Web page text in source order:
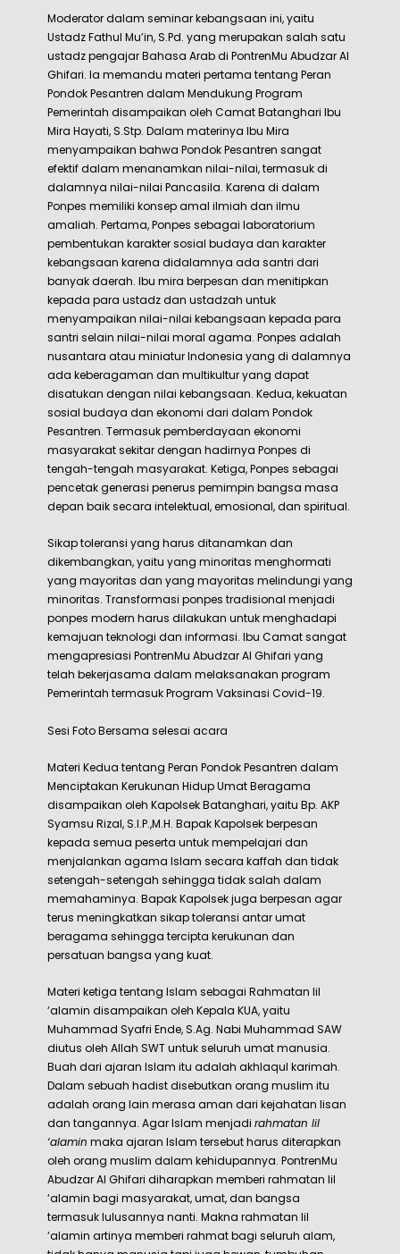
Moderator dalam seminar kebangsaan ini, yaitu
Ustadz Fathul Mu’in, S.Pd. yang merupakan salah satu
ustadz pengajar Bahasa Arab di PontrenMu Abudzar Al
Ghifari. Ia memandu materi pertama tentang Peran
Pondok Pesantren dalam Mendukung Program
Pemerintah disampaikan oleh Camat Batanghari Ibu
Mira Hayati, S.Stp. Dalam materinya Ibu Mira
menyampaikan bahwa Pondok Pesantren sangat
efektif dalam menanamkan nilai-nilai, termasuk di
dalamnya nilai-nilai Pancasila. Karena di dalam
Ponpes memiliki konsep amal ilmiah dan ilmu
amaliah. Pertama, Ponpes sebagai laboratorium
pembentukan karakter sosial budaya dan karakter
kebangsaan karena didalamnya ada santri dari
banyak daerah. Ibu mira berpesan dan menitipkan
kepada para ustadz dan ustadzah untuk
menyampaikan nilai-nilai kebangsaan kepada para
santri selain nilai-nilai moral agama. Ponpes adalah
nusantara atau miniatur Indonesia yang di dalamnya
ada keberagaman dan multikultur yang dapat
disatukan dengan nilai kebangsaan. Kedua, kekuatan
sosial budaya dan ekonomi dari dalam Pondok
Pesantren. Termasuk pemberdayaan ekonomi
masyarakat sekitar dengan hadirnya Ponpes di
tengah-tengah masyarakat. Ketiga, Ponpes sebagai
pencetak generasi penerus pemimpin bangsa masa
depan baik secara intelektual, emosional, dan spiritual.
Sikap toleransi yang harus ditanamkan dan
dikembangkan, yaitu yang minoritas menghormati
yang mayoritas dan yang mayoritas melindungi yang
minoritas. Transformasi ponpes tradisional menjadi
ponpes modern harus dilakukan untuk menghadapi
kemajuan teknologi dan informasi. Ibu Camat sangat
mengapresiasi PontrenMu Abudzar Al Ghifari yang
telah bekerjasama dalam melaksanakan program
Pemerintah termasuk Program Vaksinasi Covid-19.
Sesi Foto Bersama selesai acara
Materi Kedua tentang Peran Pondok Pesantren dalam
Menciptakan Kerukunan Hidup Umat Beragama
disampaikan oleh Kapolsek Batanghari, yaitu Bp. AKP
Syamsu Rizal, S.I.P.,M.H. Bapak Kapolsek berpesan
kepada semua peserta untuk mempelajari dan
menjalankan agama Islam secara kaffah dan tidak
setengah-setengah sehingga tidak salah dalam
memahaminya. Bapak Kapolsek juga berpesan agar
terus meningkatkan sikap toleransi antar umat
beragama sehingga tercipta kerukunan dan
persatuan bangsa yang kuat.
Materi ketiga tentang Islam sebagai Rahmatan lil
‘alamin disampaikan oleh Kepala KUA, yaitu